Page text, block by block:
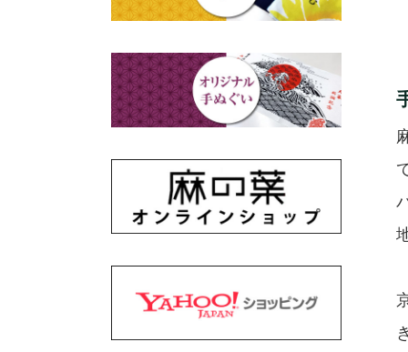
江戸小紋・総柄・無地
ギフトセット
秋のギフト